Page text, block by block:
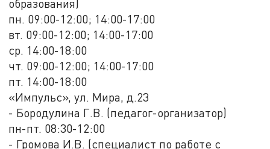
образования)
пн. 09:00-12:00; 14:00-17:00
вт. 09:00-12:00; 14:00-17:00
ср. 14:00-18:00
чт. 09:00-12:00; 14:00-17:00
пт. 14:00-18:00
«Импульс», ул. Мира, д.23
- Бородулина Г.В. (педагог-организатор)
пн-пт. 08:30-12:00
- Громова И.В. (специалист по работе с